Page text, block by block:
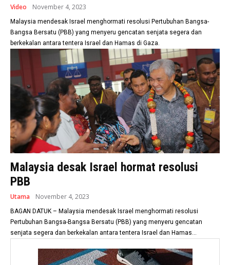
Video November 4, 2023
Malaysia mendesak Israel menghormati resolusi Pertubuhan Bangsa-
Bangsa Bersatu (PBB) yang menyeru gencatan senjata segera dan
berkekalan antara tentera Israel dan Hamas di Gaza.
Malaysia desak Israel hormat resolusi
PBB
Utama November 4, 2023
BAGAN DATUK – Malaysia mendesak Israel menghormati resolusi
Pertubuhan Bangsa-Bangsa Bersatu (PBB) yang menyeru gencatan
senjata segera dan berkekalan antara tentera Israel dan Hamas...